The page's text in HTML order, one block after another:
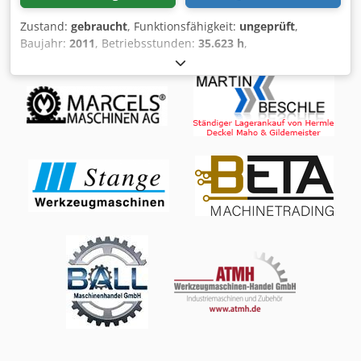
Zustand: gebraucht, Funktionsfähigkeit: ungeprüft,
Baujahr: 2011, Betriebsstunden: 35.623 h,
Maschinen-/Fahrzeugnummer:
Steuerungsart:CNC-Steuerung, Automatisierungsgrad:
Halbautomatisch, Betätigungsart: elektrisch,
Steuerungshersteller:Siemens
, Steuerungsmodell:
SINUMERIK 840D SL, Lasertyp: CO₂-Laser,
Laserstunden:
, Laserleistung:3.200 W,
Laserwellenlänge: 10.600 nm , Blechstärke (max.): 20 mm,
Blechstärke Stahl (max.):20 mm
, Blechstärke Edelstahl
(max.): 12 mm, Blechstärke Aluminium (max.):8 mm,
Arbeitshöhe:115 mm
Verfahrweg Y-Achse:1.500 mm , Verfahrweg Z-Achse:
, Vorschubgeschwindigkeit X-Achse:100 m/min
Vorschubgeschwindigkeit Y-Achse:200 m/min,
Vorschubgeschwindigkeit Z-Achse:80 m/min
Schnittgeschwindigkeit: